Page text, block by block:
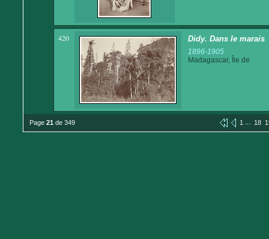
420 Didy. Dans le marais
1896-1905
Madagascar, Île de
Page 21 de 349 1 ... 18